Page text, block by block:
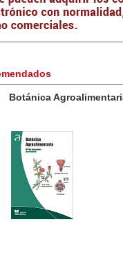
Agroalimentaria